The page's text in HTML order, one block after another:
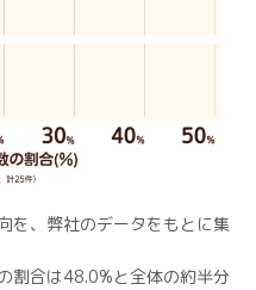
を、弊社のデータをもとに集
割合は48.0%と全体の約半分